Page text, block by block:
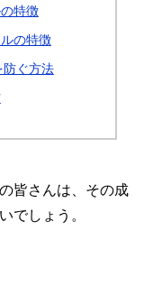
特徴
の特徴
防ぐ方法
皆さんは、その成
でしょう。